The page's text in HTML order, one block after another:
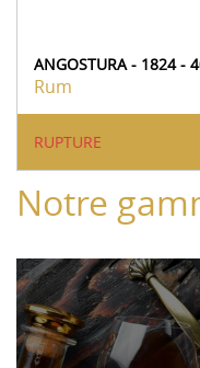
ANGOSTURA - 1824 -
Rum
RUPTURE
Notre